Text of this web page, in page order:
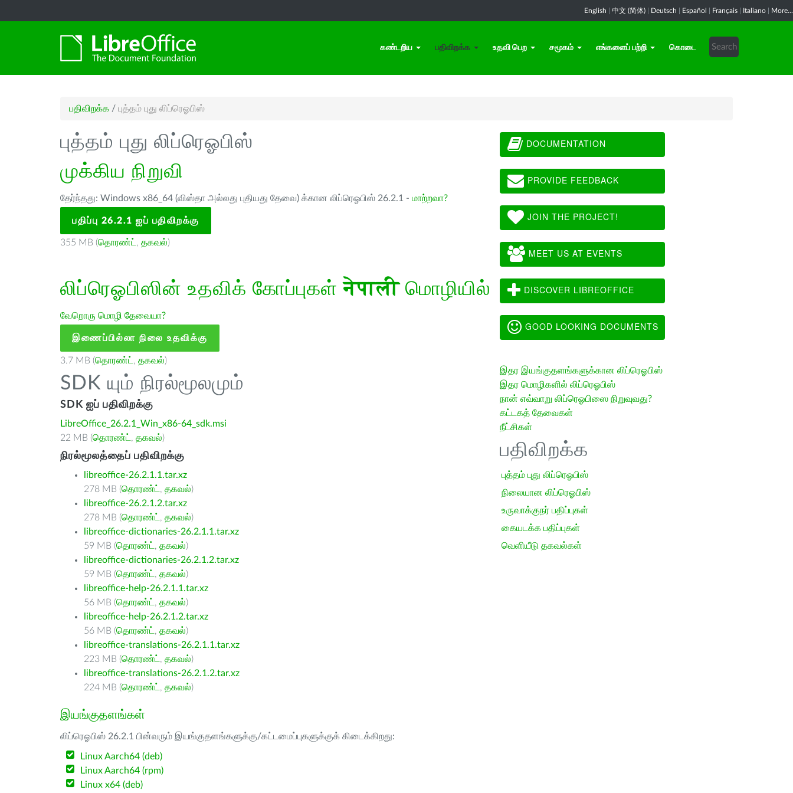
English 中文 (简体) Deutsch Español Français Italiano More...
கண்டறிய பதிவிறக்க உதவி பெற சமூகம் எங்களைப் பற்றி கொடை
பதிவிறக்க / புத்தம் புது லிப்ரெஓபிஸ்
புத்தம் புது லிப்ரெஓபிஸ்
முக்கிய நிறுவி
தேர்ந்தது: Windows x86_64 (விஸ்தா அல்லது புதியது தேவை) க்கான லிப்ரெஓபிஸ் 26.2.1 - மாற்றவா?
பதிப்பு 26.2.1 ஐப் பதிவிறக்கு
355 MB (தொரண்ட் , தகவல்)
லிப்ரெஓபிஸின் உதவிக் கோப்புகள்नेपालीமொழியில்
வேறொரு மொழி தேவையா?
இணைப்பில்லா நிலை உதவிக்கு
3.7 MB (தொரண்ட் , தகவல்)
SDK யும் நிரல்மூலமும்
SDK ஐப் பதிவிறக்கு
LibreOffice_26.2.1_Win_x86-64_sdk.msi
22 MB (தொரண்ட் , தகவல்)
நிரல்மூலத்தைப் பதிவிறக்கு
libreoffice-26.2.1.1.tar.xz
278 MB (தொரண்ட் , தகவல்)
libreoffice-26.2.1.2.tar.xz
278 MB (தொரண்ட் , தகவல்)
libreoffice-dictionaries-26.2.1.1.tar.xz
59 MB (தொரண்ட் , தகவல்)
libreoffice-dictionaries-26.2.1.2.tar.xz
59 MB (தொரண்ட் , தகவல்)
libreoffice-help-26.2.1.1.tar.xz
56 MB (தொரண்ட் , தகவல்)
libreoffice-help-26.2.1.2.tar.xz
56 MB (தொரண்ட் , தகவல்)
libreoffice-translations-26.2.1.1.tar.xz
223 MB (தொரண்ட் , தகவல்)
libreoffice-translations-26.2.1.2.tar.xz
224 MB (தொரண்ட் , தகவல்)
இயங்குதளங்கள்
லிப்ரெஓபிஸ் 26.2.1 பின்வரும் இயங்குதளங்களுக்கு/கட்டமைப்புகளுக்குக் கிடைக்கிறது:
Linux Aarch64 (deb)
Linux Aarch64 (rpm)
Linux x64 (deb)
DOCUMENTATION
PROVIDE FEEDBACK
JOIN THE PROJECT!
MEET US AT EVENTS
DISCOVER LIBREOFFICE
GOOD LOOKING DOCUMENTS
இதர இயங்குதளங்களுக்கான லிப்ரெஓபிஸ்
இதர மொழிகளில் லிப்ரெஓபிஸ்
நான் எவ்வாறு லிப்ரெஓபிஸை நிறுவுவது?
கட்டகத் தேவைகள்
நீட்சிகள்
பதிவிறக்க
புத்தம் புது லிப்ரெஓபிஸ்
நிலையான லிப்ரெஓபிஸ்
உருவாக்குநர் பதிப்புகள்
கையடக்க பதிப்புகள்
வெளியீடு தகவல்கள்